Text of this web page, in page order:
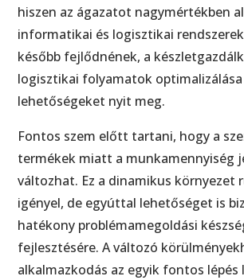
hiszen az ágazatot nagymértékben
informatikai és logisztikai
később fejlődnének, a
logisztikai folyamatok
lehetőségeket nyit meg.
Fontos szem előtt tartani, hogy a
termékek miatt a munkamennyiség
változhat. Ez a dinamikus környezet
igényel, de egyúttal lehetőséget is
hatékony problémamegoldási
fejlesztésére. A változó
alkalmazkodás az egyik fontos lépés